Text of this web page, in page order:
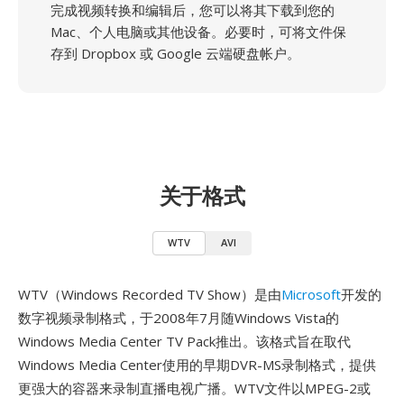
完成视频转换和编辑后，您可以将其下载到您的
Mac、个人电脑或其他设备。必要时，可将文件保
存到 Dropbox 或 Google 云端硬盘帐户。
关于格式
WTV AVI
WTV（Windows Recorded TV Show）是由Microsoft开发的
数字视频录制格式，于2008年7月随Windows Vista的
Windows Media Center TV Pack推出。该格式旨在取代
Windows Media Center使用的早期DVR-MS录制格式，提供
更强大的容器来录制直播电视广播。WTV文件以MPEG-2或